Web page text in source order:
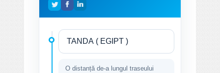
O distanță de-a lungul traseului